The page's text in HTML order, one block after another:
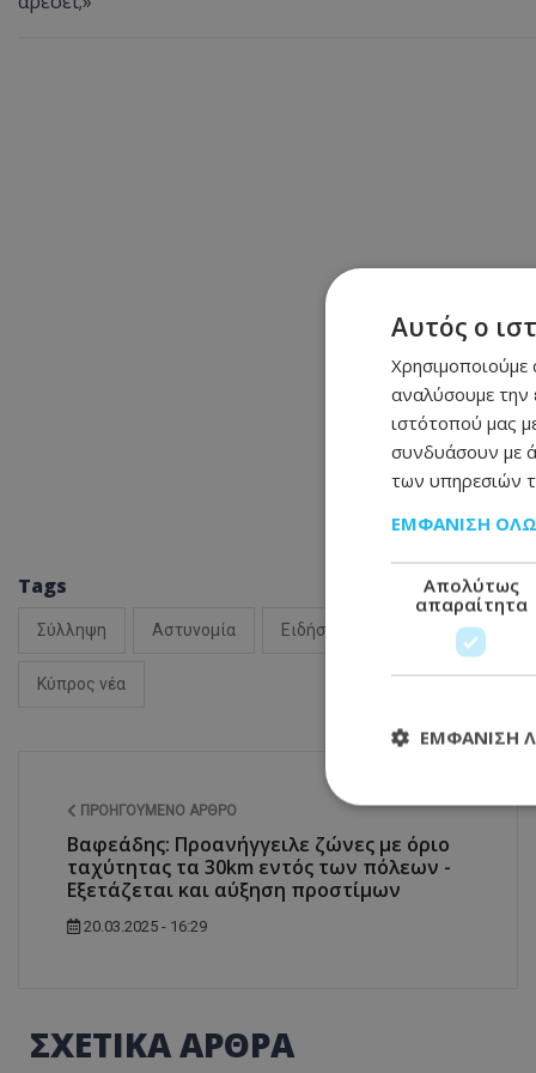
Tags
Σύλληψη Αστυνομία Ειδήσεις Κύπρος Απάτη
Κύπρος νέα
ΠΡΟΗΓΟΎΜΕΝΟ ΆΡΘΡΟ
Βαφεάδης: Προανήγγειλε ζώνες με όριο
ταχύτητας τα 30km εντός των πόλεων -
Εξετάζεται και αύξηση προστίμων
20.03.2025 - 16:29
ΣΧΕΤΙΚΑ ΑΡΘΡΑ
Αυτός ο
Χρησιμοποιούμε
αναλύσουμε την
ιστότοπού μας
συνδυάσουν με
των υπηρεσιών
ΕΜΦΆΝΙΣΗ
Απολύτως
απαραίτητα
ΕΜΦΆΝΙΣΗ